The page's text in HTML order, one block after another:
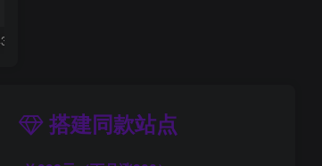
搭建同款站点